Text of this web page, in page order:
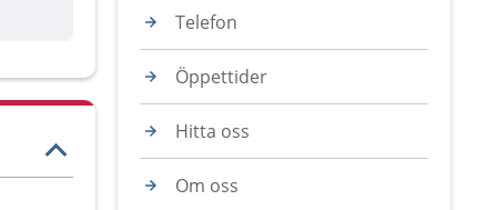
Telefon
Öppettider
Hitta oss
Om oss